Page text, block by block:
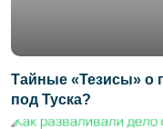
Тайные «Тезисы» о
под Туска?